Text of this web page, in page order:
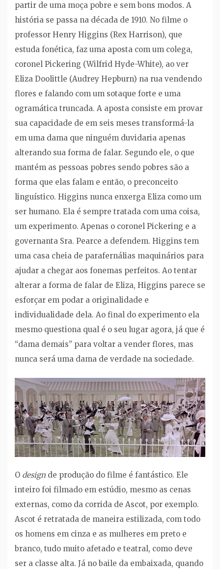
partir de uma moça pobre e sem bons modos. A
história se passa na década de 1910. No filme o
professor Henry Higgins (Rex Harrison), que
estuda fonética, faz uma aposta com um colega,
coronel Pickering (Wilfrid Hyde-White), ao ver
Eliza Doolittle (Audrey Hepburn) na rua vendendo
flores e falando com um sotaque forte e uma
ogramática truncada. A aposta consiste em provar
sua capacidade de em seis meses transformá-la
em uma dama que ninguém duvidaria apenas
alterando sua forma de falar. Segundo ele, o que
mantém as pessoas pobres sendo pobres são a
forma que elas falam e então, o preconceito
linguístico. Higgins nunca enxerga Eliza como um
ser humano. Ela é sempre tratada com uma coisa,
um experimento. Apenas o coronel Pickering e a
governanta Sra. Pearce a defendem. Higgins tem
uma casa cheia de parafernálias maquinários para
ajudar a chegar aos fonemas perfeitos. Ao tentar
alterar a forma de falar de Eliza, Higgins parece se
esforçar em podar a originalidade e
individualidade dela. Ao final do experimento ela
mesmo questiona qual é o seu lugar agora, já que é
“dama demais” para voltar a vender flores, mas
nunca será uma dama de verdade na sociedade.
O design de produção do filme é fantástico. Ele
inteiro foi filmado em estúdio, mesmo as cenas
externas, como da corrida de Ascot, por exemplo.
Ascot é retratada de maneira estilizada, com todo
os homens em cinza e as mulheres em preto e
branco, tudo muito afetado e teatral, como deve
ser a classe alta. Já no baile da embaixada, quando